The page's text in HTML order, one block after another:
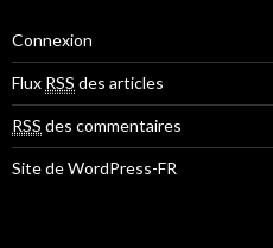
Connexion
Flux RSS des articles
RSS des commentaires
Site de WordPress-FR